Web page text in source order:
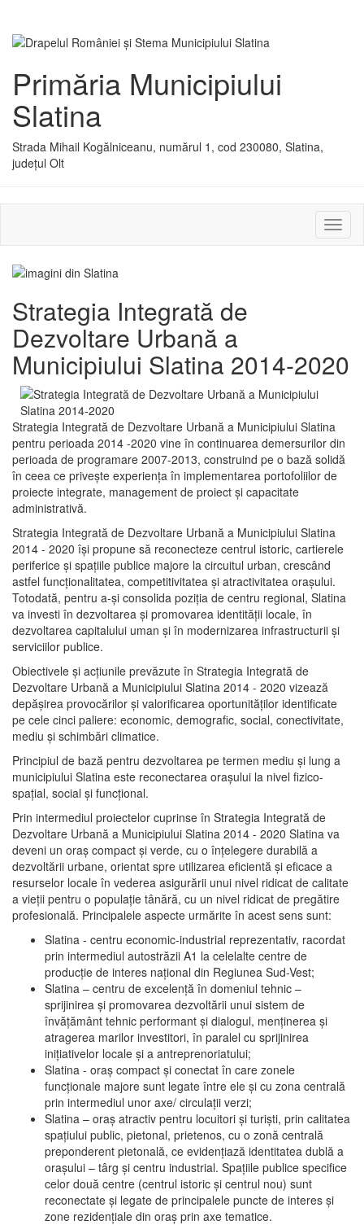
Primăria Municipiului
Slatina
Strada Mihail Kogălniceanu, numărul 1, cod 230080, Slatina,
județul Olt
sau
Strategia Integrată de
Dezvoltare Urbană a
Municipiului Slatina 2014-2020
Strategia Integrată de Dezvoltare Urbană a Municipiului Slatina
pentru perioada 2014 -2020 vine în continuarea demersurilor din
perioada de programare 2007-2013, construind pe o bază solidă
în ceea ce priveşte experienţa în implementarea portofoliilor de
proiecte integrate, management de proiect și capacitate
administrativă.
Strategia Integrată de Dezvoltare Urbană a Municipiului Slatina
2014 - 2020 își propune să reconecteze centrul istoric, cartierele
periferice şi spaţiile publice majore la circuitul urban, crescând
astfel funcţionalitatea, competitivitatea şi atractivitatea oraşului.
Totodată, pentru a-şi consolida poziţia de centru regional, Slatina
va investi în dezvoltarea şi promovarea identităţii locale, în
dezvoltarea capitalului uman şi în modernizarea infrastructurii şi
serviciilor publice.
Obiectivele şi acţiunile prevăzute în Strategia Integrată de
Dezvoltare Urbană a Municipiului Slatina 2014 - 2020 vizează
depășirea provocărilor şi valorificarea oportunităţilor identificate
pe cele cinci paliere: economic, demografic, social, conectivitate,
mediu şi schimbări climatice.
Principiul de bază pentru dezvoltarea pe termen mediu şi lung a
municipiului Slatina este reconectarea oraşului la nivel fizico-
spaţial, social şi funcţional.
Prin intermediul proiectelor cuprinse în Strategia Integrată de
Dezvoltare Urbană a Municipiului Slatina 2014 - 2020 Slatina va
deveni un oraş compact şi verde, cu o înţelegere durabilă a
dezvoltării urbane, orientat spre utilizarea eficientă şi eficace a
resurselor locale în vederea asigurării unui nivel ridicat de calitate
a vieţii pentru o populaţie tânără, cu un nivel ridicat de pregătire
profesională. Principalele aspecte urmărite în acest sens sunt:
Slatina - centru economic-industrial reprezentativ, racordat
prin intermediul autostrăzii A1 la celelalte centre de
producţie de interes naţional din Regiunea Sud-Vest;
Slatina – centru de excelenţă în domeniul tehnic –
sprijinirea şi promovarea dezvoltării unui sistem de
învăţământ tehnic performant şi dialogul, menţinerea şi
atragerea marilor investitori, în paralel cu sprijinirea
iniţiativelor locale şi a antreprenoriatului;
Slatina - oraş compact şi conectat în care zonele
funcţionale majore sunt legate între ele şi cu zona centrală
prin intermediul unor axe/ circulații verzi;
Slatina – oraş atractiv pentru locuitori şi turişti, prin calitatea
spaţiului public, pietonal, prietenos, cu o zonă centrală
preponderent pietonală, ce evidenţiază identitatea dublă a
oraşului – târg şi centru industrial. Spaţiile publice specifice
celor două centre (centrul istoric şi centrul nou) sunt
reconectate şi legate de principalele puncte de interes şi
zone rezidenţiale din oraş prin axe tematice.